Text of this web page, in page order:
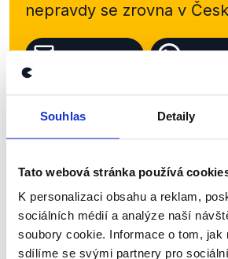
Souhlas Detaily
Tato webová stránka používá
K personalizaci obsahu a reklam,
sociálních médií a analýze naší
soubory cookie. Informace o tom, jak
sdílíme se svými partnery pro
nepravdy se zrovna v
Newsletter
Sociální sítě
Nenechte si ujít nejnovější
z Demagog.cz. Sdílením
příspěvků přátelům
práci.